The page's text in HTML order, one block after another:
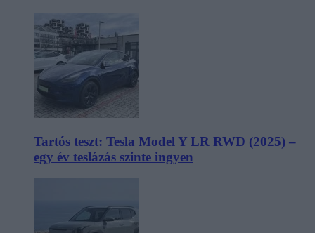
Tartós teszt: Tesla Model Y LR RWD (2025) –
egy év teslázás szinte ingyen